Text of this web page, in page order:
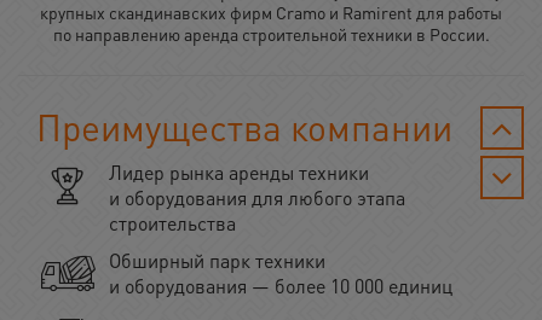
крупных скандинавских фирм Cramo и Ramirent для работы
по направлению аренда строительной техники в России.
Преимущества компании
Лидер рынка аренды техники
и оборудования для любого этапа
строительства
Обширный парк техники
и оборудования — более 10 000 единиц